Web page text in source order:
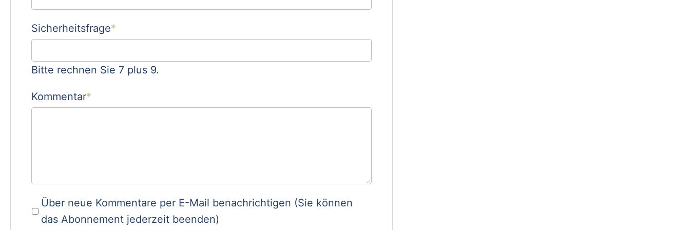
Pflichtfeld
Sicherheitsfrage*
Bitte rechnen Sie 7 plus 9.
Pflichtfeld
Kommentar*
Über neue Kommentare per E-Mail benachrichtigen (Sie können
das Abonnement jederzeit beenden)